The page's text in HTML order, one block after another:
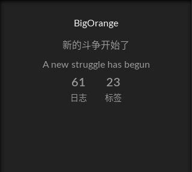
BigOrange
新的斗争开始了
A new struggle has begun
61
日志
23
标签